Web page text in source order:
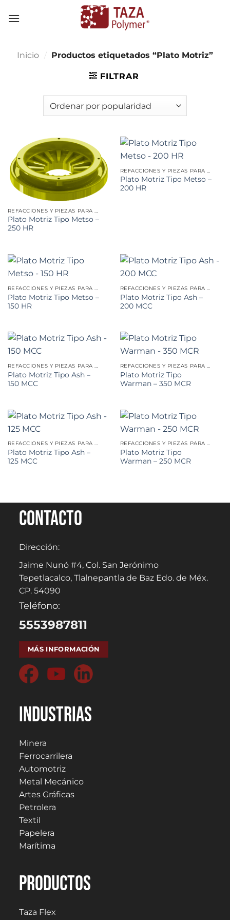
Inicio / Productos etiquetados “Plato Motriz”
FILTRAR
Plato Motriz Tipo Metso –
250 HR
REFACCIONES Y PIEZAS PARA MINERÍA
Plato Motriz Tipo Metso –
200 HR
REFACCIONES Y PIEZAS PARA MINERÍA
Plato Motriz Tipo Metso –
150 HR
REFACCIONES Y PIEZAS PARA MINERÍA
Plato Motriz Tipo Ash –
200 MCC
REFACCIONES Y PIEZAS PARA MINERÍA
Plato Motriz Tipo Ash –
150 MCC
REFACCIONES Y PIEZAS PARA MINERÍA
Plato Motriz Tipo
Warman – 350 MCR
REFACCIONES Y PIEZAS PARA MINERÍA
Plato Motriz Tipo Ash –
125 MCC
REFACCIONES Y PIEZAS PARA MINERÍA
Plato Motriz Tipo
Warman – 250 MCR
Contacto
Dirección:
Jaime Nunó #4, Col. San Jerónimo
Tepetlacalco, Tlalnepantla de Baz Edo. de Méx.
CP. 54090
Teléfono:
5553987811
MÁS INFORMACIÓN
Industrias
Minera
Ferrocarrilera
Automotriz
Metal Mecánico
Artes Gráficas
Petrolera
Textil
Papelera
Marítima
PRODUCTOS
Taza Flex